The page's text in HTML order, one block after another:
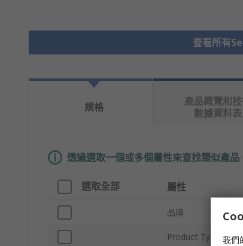
查看所有
規格
產品概覽和
數據資料表
透過選取一個或多個屬性來查找類似產品
選取全部 屬性
品牌
Product Type
我們